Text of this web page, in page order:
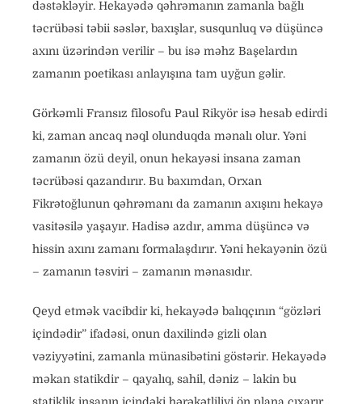
dəstəkləyir. Hekayədə qəhrəmanın zamanla bağlı
təcrübəsi təbii səslər, baxışlar, susqunluq və düşüncə
axını üzərindən verilir – bu isə məhz Başelardın
zamanın poetikası anlayışına tam uyğun gəlir.
Görkəmli Fransız filosofu Paul Rikyör isə hesab edirdi
ki, zaman ancaq nəql olunduqda mənalı olur. Yəni
zamanın özü deyil, onun hekayəsi insana zaman
təcrübəsi qazandırır. Bu baxımdan, Orxan
Fikrətoğlunun qəhrəmanı da zamanın axışını hekayə
vasitəsilə yaşayır. Hadisə azdır, amma düşüncə və
hissin axını zamanı formalaşdırır. Yəni hekayənin özü
– zamanın təsviri – zamanın mənasıdır.
Qeyd etmək vacibdir ki, hekayədə balıqçının “gözləri
içindədir” ifadəsi, onun daxilində gizli olan
vəziyyətini, zamanla münasibətini göstərir. Hekayədə
məkan statikdir – qayalıq, sahil, dəniz – lakin bu